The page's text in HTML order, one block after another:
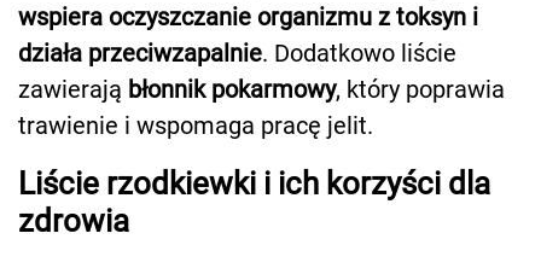
wspiera oczyszczanie organizmu z toksyn i
działa przeciwzapalnie. Dodatkowo liście
zawierają błonnik pokarmowy, który poprawia
trawienie i wspomaga pracę jelit.
Liście rzodkiewki i ich korzyści dla
zdrowia